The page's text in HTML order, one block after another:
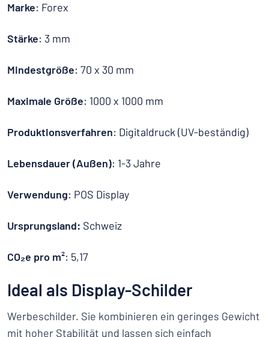
Marke: Forex
Stärke: 3 mm
Mindestgröße: 70 x 30 mm
Maximale Größe: 1000 x 1000 mm
Produktionsverfahren: Digitaldruck (UV-beständig)
Lebensdauer (Außen): 1-3 Jahre
Verwendung: POS Display
Ursprungsland: Schweiz
CO₂e pro m²: 5,17
Ideal als Display-Schilder
Werbeschilder. Sie kombinieren ein geringes Gewicht
mit hoher Stabilität und lassen sich einfach